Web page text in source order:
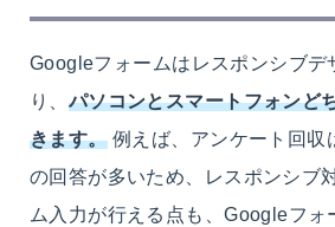
Googleフォームはレスポンシブデ
り、パソコンとスマートフォンど
きます。例えば、アンケート回収
の回答が多いため、レスポンシブ
ム入力が行える点も、Googleフォ